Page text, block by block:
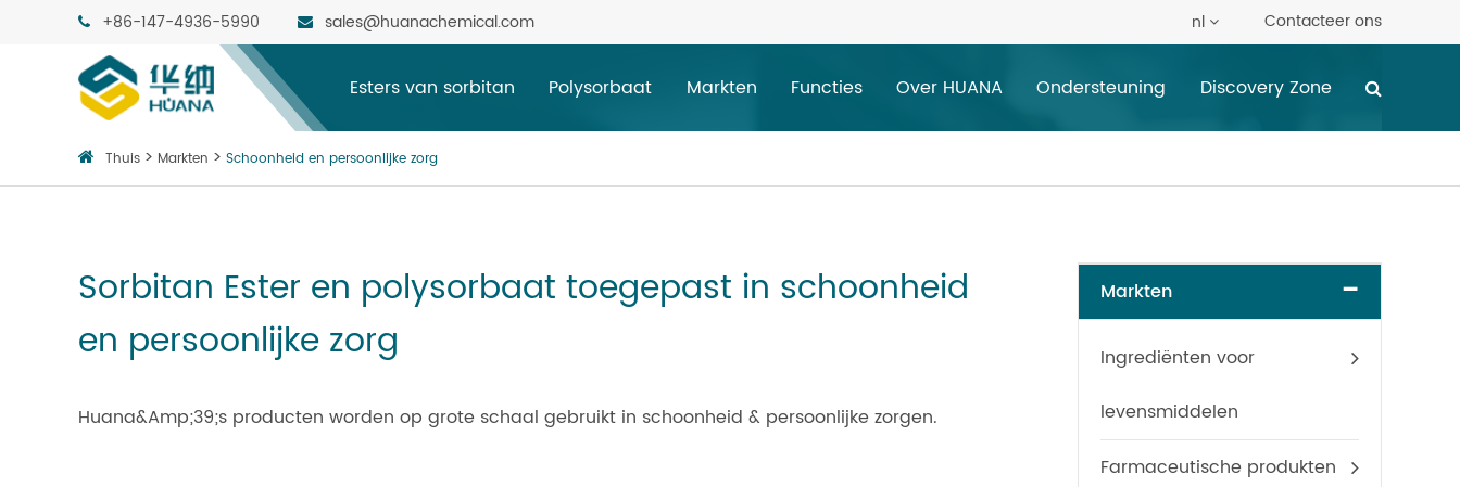
+86-147-4936-5990 sales@huanachemical.com nl Contacteer ons
Esters van sorbitan Polysorbaat Markten Functies Over HUANA Ondersteuning Discovery Zone
Thuis Markten Schoonheid en persoonlijke zorg
Sorbitan Ester en polysorbaat toegepast in schoonheid
en persoonlijke zorg
Huana&Amp;39;s producten worden op grote schaal gebruikt in schoonheid & persoonlijke zorgen.
Markten -
Ingrediënten voor
levensmiddelen
Farmaceutische produkten